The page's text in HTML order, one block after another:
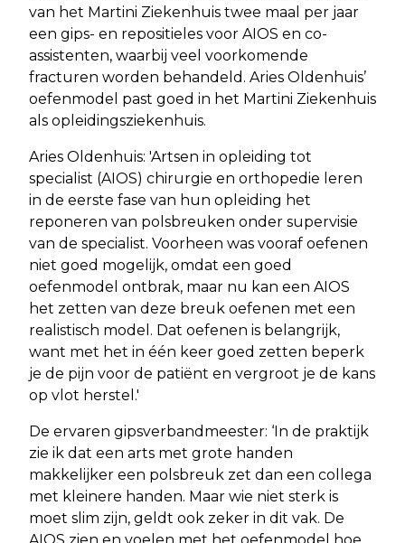
van het Martini Ziekenhuis twee maal per jaar
een gips- en repositieles voor AIOS en co-
assistenten, waarbij veel voorkomende
fracturen worden behandeld. Aries Oldenhuis’
oefenmodel past goed in het Martini Ziekenhuis
als opleidingsziekenhuis.
Aries Oldenhuis: 'Artsen in opleiding tot
specialist (AIOS) chirurgie en orthopedie leren
in de eerste fase van hun opleiding het
reponeren van polsbreuken onder supervisie
van de specialist. Voorheen was vooraf oefenen
niet goed mogelijk, omdat een goed
oefenmodel ontbrak, maar nu kan een AIOS
het zetten van deze breuk oefenen met een
realistisch model. Dat oefenen is belangrijk,
want met het in één keer goed zetten beperk
je de pijn voor de patiënt en vergroot je de kans
op vlot herstel.'
De ervaren gipsverbandmeester: ‘In de praktijk
zie ik dat een arts met grote handen
makkelijker een polsbreuk zet dan een collega
met kleinere handen. Maar wie niet sterk is
moet slim zijn, geldt ook zeker in dit vak. De
AIOS zien en voelen met het oefenmodel hoe